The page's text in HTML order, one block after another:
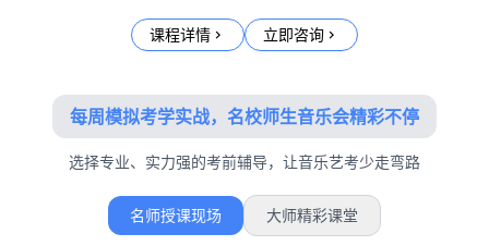
课程详情 chevron_right 立即咨询 chevron_right
每周模拟考学实战，名校师生音乐会精彩不停
选择专业、实力强的考前辅导，让音乐艺考少走弯路
名师授课现场 大师精彩课堂